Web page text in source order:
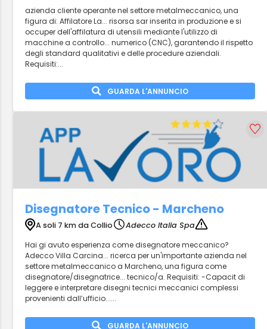
azienda cliente operante nel settore metalmeccanico, una
figura di: Affilatore La... risorsa sar inserita in produzione e si
occuper dell'affilatura di utensili mediante l'utilizzo di
macchine a controllo... numerico (CNC), garantendo il rispetto
degli standard qualitativi e delle procedure aziendali.
Requisiti:...
GUARDA L'ANNUNCIO
Disegnatore Tecnico - Marcheno
A soli 7 km da Collio
Adecco Italia Spa
Hai gi avuto esperienza come disegnatore meccanico?
Adecco Villa Carcina... ricerca per un'importante azienda nel
settore metalmeccanico a Marcheno, una figura come
disegnatore/disegnatrice... tecnico/a. Requisiti: -Capacit di
leggere e interpretare disegni tecnici meccanici complessi
provenienti dall’ufficio......
GUARDA L'ANNUNCIO